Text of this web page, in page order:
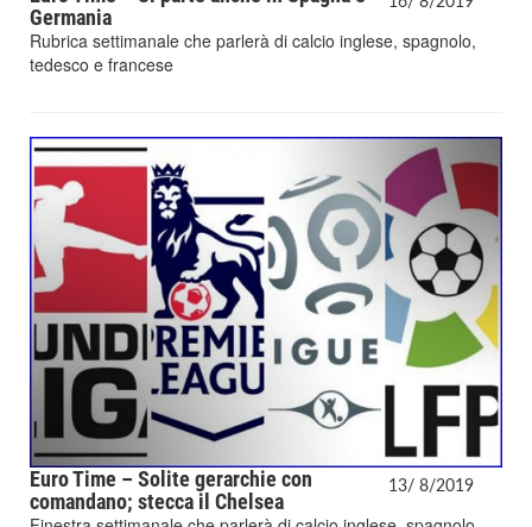
Germania
Rubrica settimanale che parlerà di calcio inglese, spagnolo,
tedesco e francese
13/ 8/2019
Euro Time – Solite gerarchie con
comandano; stecca il Chelsea